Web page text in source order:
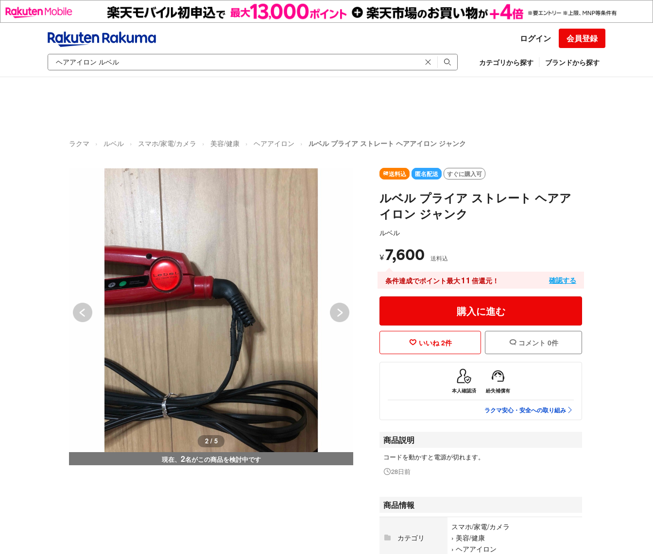
ログイン 会員登録
カテゴリから探す ブランドから探す
ラクマ ルベル スマホ/家電/カメラ 美容/健康 ヘアアイロン ルベル プライア ストレート ヘアアイロン ジャンク
3 / 5
現在、 2名がこの商品を検討中です
送料込 匿名配送 すぐに購入可
ルベル プライア ストレート ヘアア
イロン ジャンク
ルベル
¥7,600 送料込
条件達成でポイント最大11 倍還元！ 確認する
購入に進む
いいね 2件 コメント 0件
本人確認済 紛失補償有
ラクマ安心・安全への取り組み
商品説明
コードを動かすと電源が切れます。
28日前
商品情報
カテゴリ
スマホ/家電/カメラ
› 美容/健康
› ヘアアイロン